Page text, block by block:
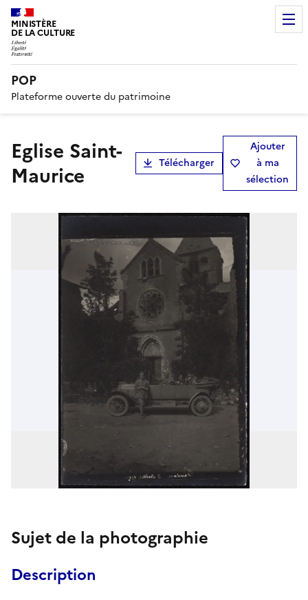
MINISTÈRE
DE LA CULTURE
POP
Plateforme ouverte du patrimoine
Eglise Saint-
Maurice
Télécharger
Ajouter
à ma
sélection
Sujet de la photographie
Description